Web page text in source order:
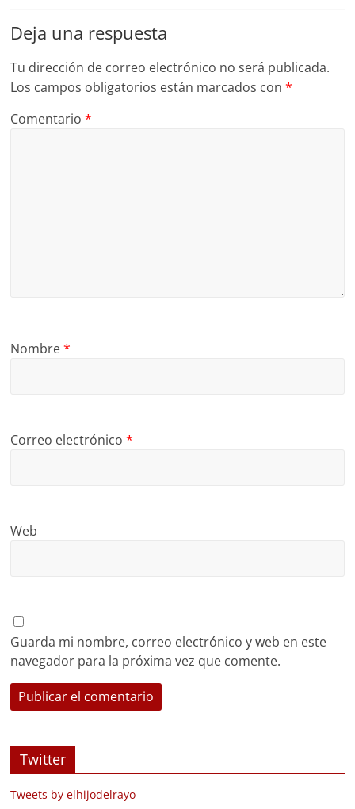
Deja una respuesta
Tu dirección de correo electrónico no será publicada.
Los campos obligatorios están marcados con*
Comentario*
Nombre*
Correo electrónico*
Web
Guarda mi nombre, correo electrónico y web en este
navegador para la próxima vez que comente.
Twitter
Tweets by elhijodelrayo